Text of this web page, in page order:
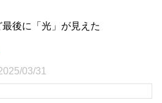
後に「光」が見えた
03/31